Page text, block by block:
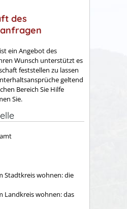
des
ein Angebot des
Wunsch unterstützt es
feststellen zu lassen
geltend
Bereich Sie Hilfe
Sie.
Stadtkreis wohnen: die
Landkreis wohnen: das